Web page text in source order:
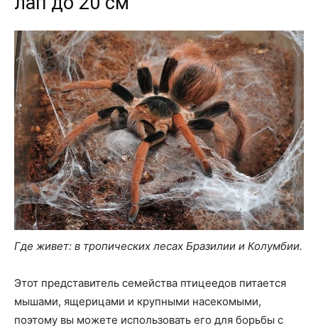
Где живет: в тропических лесах Бразилии и Колумбии.
Этот представитель семейства птицеедов питается
мышами, ящерицами и крупными насекомыми,
поэтому вы можете использовать его для борьбы с